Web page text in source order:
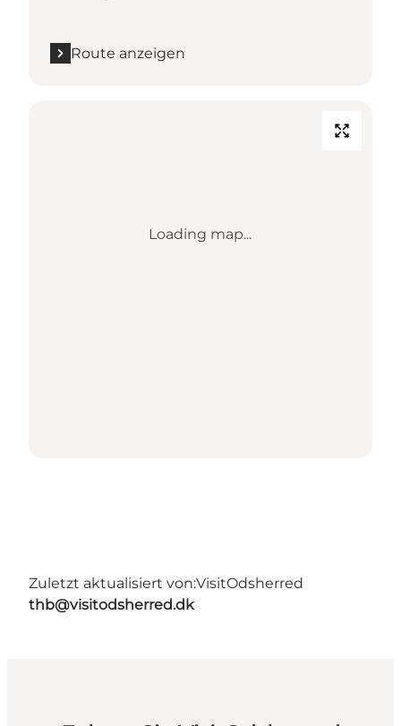
Route anzeigen
Loading map...
Zuletzt aktualisiert von:VisitOdsherred
thb@visitodsherred.dk